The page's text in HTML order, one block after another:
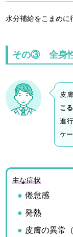
水分補給をこまめに
その③ 全身
皮
こる
進
ケ
主な症状
倦怠感
発熱
皮膚の異常